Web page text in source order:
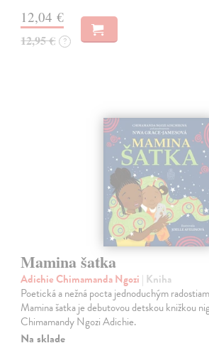
12,04 €
12,95 € ?
Mamina šatka
Adichie Chimamanda Ngozi | Kniha
Poetická a nežná pocta jednoduchým
Mamina šatka je debutovou detskou knižkou
Chimamandy Ngozi Adichie.
Na sklade